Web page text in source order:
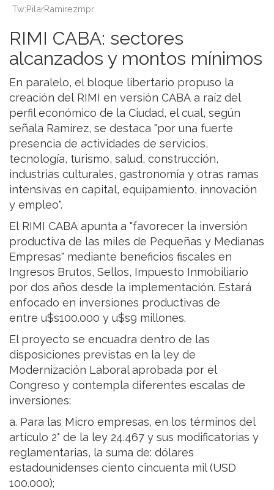
Tw:PilarRamirezmpr
RIMI CABA: sectores
alcanzados y montos mínimos
En paralelo, el bloque libertario propuso la
creación del RIMI en versión CABA a raíz del
perfil económico de la Ciudad, el cual, según
señala Ramírez, se destaca "por una fuerte
presencia de actividades de servicios,
tecnología, turismo, salud, construcción,
industrias culturales, gastronomía y otras ramas
intensivas en capital, equipamiento, innovación
y empleo".
El RIMI CABA apunta a "favorecer la inversión
productiva de las miles de Pequeñas y Medianas
Empresas" mediante beneficios fiscales en
Ingresos Brutos, Sellos, Impuesto Inmobiliario
por dos años desde la implementación. Estará
enfocado en inversiones productivas de
entre u$s100.000 y u$s9 millones.
El proyecto se encuadra dentro de las
disposiciones previstas en la ley de
Modernización Laboral aprobada por el
Congreso y contempla diferentes escalas de
inversiones:
a. Para las Micro empresas, en los términos del
artículo 2° de la ley 24.467 y sus modificatorias y
reglamentarias, la suma de: dólares
estadounidenses ciento cincuenta mil (USD
100.000);